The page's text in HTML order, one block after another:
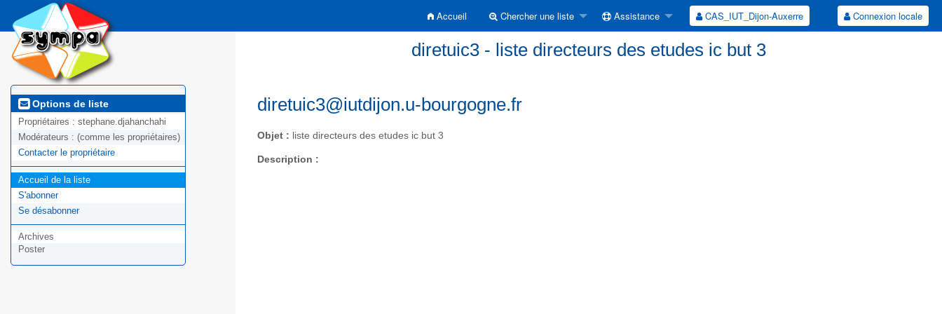
Accueil Chercher une liste Assistance CAS_IUT_Dijon-Auxerre Connexion locale
diretuic3 - liste directeurs des etudes ic but 3
Options de liste
Propriétaires : stephane.djahanchahi
Modérateurs : (comme les propriétaires)
Contacter le propriétaire
Accueil de la liste
S'abonner
Se désabonner
Archives
Poster
diretuic3@iutdijon.u-bourgogne.fr
Objet : liste directeurs des etudes ic but 3
Description :